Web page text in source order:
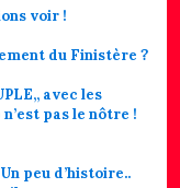
voir !
du Finistère ?
avec les
pas le nôtre !
peu d’histoire..